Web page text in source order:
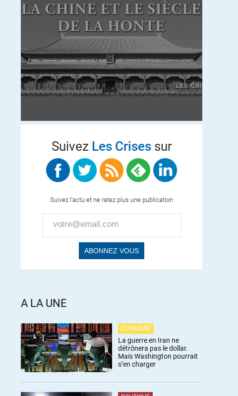
Suivez Les Crisessur
Suivez l'actu et ne ratez plus une publication
A LA UNE
ÉCONOMIE
La guerre en Iran ne
détrônera pas le dollar.
Mais Washington pourrait
s’en charger